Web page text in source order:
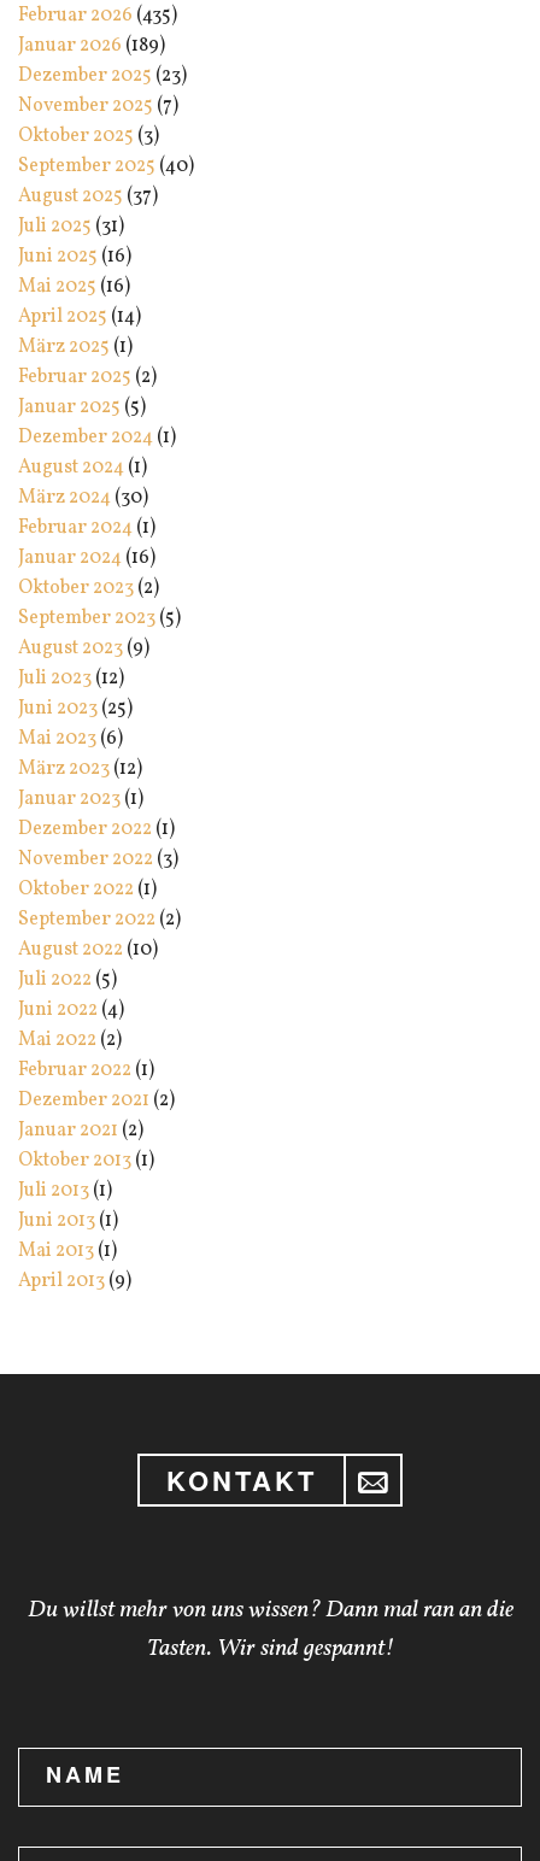
Februar 2026 (435)
Januar 2026 (189)
Dezember 2025 (23)
November 2025 (7)
Oktober 2025 (3)
September 2025 (40)
August 2025 (37)
Juli 2025 (31)
Juni 2025 (16)
Mai 2025 (16)
April 2025 (14)
März 2025 (1)
Februar 2025 (2)
Januar 2025 (5)
Dezember 2024(1)
August 2024(1)
März 2024(30)
Februar 2024(1)
Januar 2024(16)
Oktober 2023(2)
September 2023(5)
August 2023(9)
Juli 2023(12)
Juni 2023(25)
Mai 2023(6)
März 2023(12)
Januar 2023(1)
Dezember 2022 (1)
November 2022 (3)
Oktober 2022 (1)
September 2022 (2)
August 2022 (10)
Juli 2022 (5)
Juni 2022 (4)
Mai 2022 (2)
Februar 2022 (1)
Dezember 2021 (2)
Januar 2021 (2)
Oktober 2013(1)
Juli 2013(1)
Juni 2013(1)
Mai 2013(1)
April 2013(9)
KONTAKT
Du willst mehr von uns wissen? Dann mal ran an die
Tasten. Wir sind gespannt!
NAME